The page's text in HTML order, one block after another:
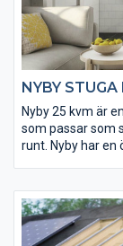
NYBY
Nyby 25 kvm är
som passar som
runt. Nyby har en
gedigen som i
Fönster och